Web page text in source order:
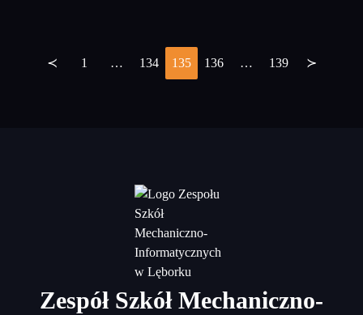
Stronicowanie
≺ 1 … 134 135 136 … 139 ≻
Zespół Szkół Mechaniczno-